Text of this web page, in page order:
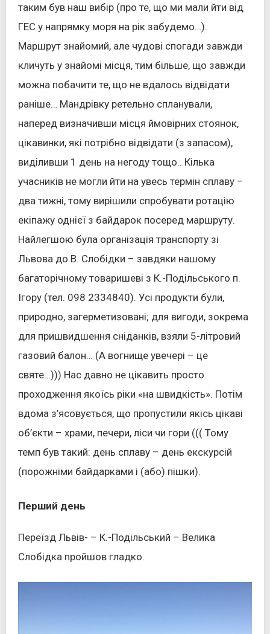
таким був наш вибір (про те, що ми мали йти від
ГЕС у напрямку моря на рік забудемо…).
Маршрут знайомий, але чудові спогади завжди
кличуть у знайомі місця, тим більше, що завжди
можна побачити те, що не вдалось відвідати
раніше… Мандрівку ретельно спланували,
наперед визначивши місця ймовірних стоянок,
цікавинки, які потрібно відвідати (з запасом),
виділивши 1 день на негоду тощо.. Кілька
учасників не могли йти на увесь термін сплаву –
два тижні, тому вирішили спробувати ротацію
екіпажу однієї з байдарок посеред маршруту.
Найлегшою була організація транспорту зі
Львова до В. Слобідки – завдяки нашому
багаторічному товаришеві з К.-Подільського п.
Ігору (тел. 098 2334840). Усі продукти були,
природно, загерметизовані; для вигоди, зокрема
для пришвидшення сніданків, взяли 5-літровий
газовий балон… (А вогнище увечері – це
святе…))) Нас давно не цікавить просто
проходження якоїсь ріки «на швидкість». Потім
вдома з’ясовується, що пропустили якісь цікаві
об’єкти – храми, печери, ліси чи гори ((( Тому
темп був такий: день сплаву – день екскурсій
(порожніми байдарками і (або) пішки).
Перший день
Переїзд Львів- – К.-Подільський – Велика
Слобідка пройшов гладко.